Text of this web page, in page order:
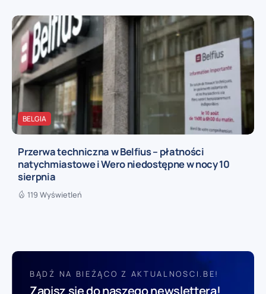
BELGIA
Przerwa techniczna w Belfius – płatności
natychmiastowe i Wero niedostępne w nocy 10
sierpnia
119 Wyświetleń
BĄDŹ NA BIEŻĄCO Z AKTUALNOSCI.BE!
Zapisz się do naszego newslettera!